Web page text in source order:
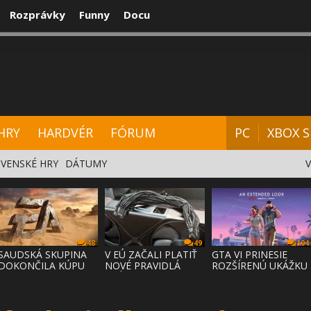
Rozprávky Funny Docu
HARDVÉR FÓRUM PC XBOX
HRY DÁTUMY
48
SKUPINA
KÚPU
49
V EÚ ZAČALI PLATIŤ
NOVÉ PRAVIDLÁ
104
GTA VI PRINESIE
ROZŠÍRENÚ UKÁŽKU